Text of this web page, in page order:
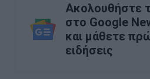
Ακολουθήστε
στο Google
και μάθετε
ειδήσεις